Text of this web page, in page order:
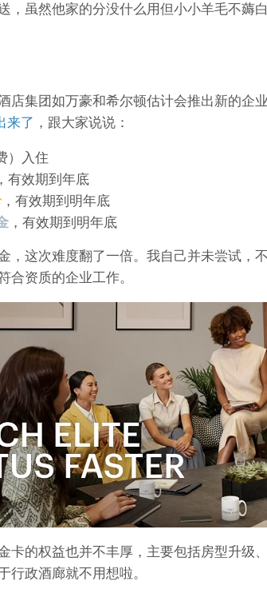
，虽然他家的分没什么用但小小羊毛不薅
店集团如万豪和希尔顿估计会推出新的企业
来了 ，跟大家说说：
）入住
有效期到年底
，有效期到明年底
，有效期到明年底
，这次难度翻了一倍。我自己并未尝试，
合资质的企业工作。
卡的权益也并不丰厚，主要包括房型升级
行政酒廊就不用想啦。